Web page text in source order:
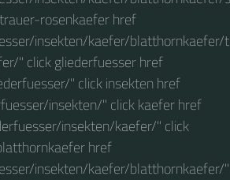
rosenkaefer href
insekten/kaefer/
" click gliederfuesser href
" click insekten href
insekten/" click kaefer href
insekten/kaefer/" click
href
insekten/kaefer/blatthornkaefer/"